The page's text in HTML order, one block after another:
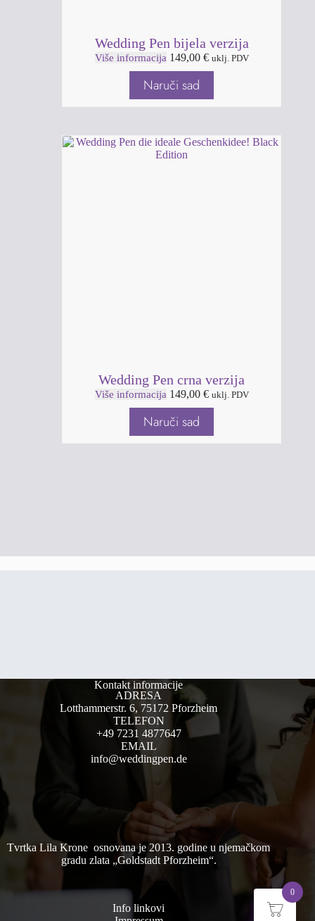
Wedding Pen bijela verzija
Više informacija 149,00 € uklj. PDV
Naruči sad
Wedding Pen crna verzija
Više informacija 149,00 € uklj. PDV
Naruči sad
Kontakt informacije
ADRESA
Lotthammerstr. 6, 75172 Pforzheim
TELEFON
+49 7231 4877647
EMAIL
info@weddingpen.de
Tvrtka Lila Krone osnovana je 2013. godine u njemačkom
gradu zlata „Goldstadt Pforzheim“.
Info linkovi
0